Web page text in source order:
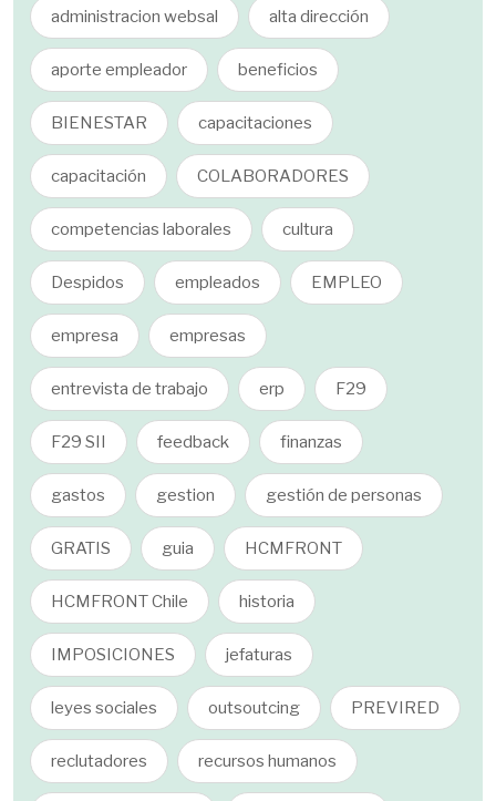
administracion websal alta dirección
aporte empleador beneficios
BIENESTAR capacitaciones
capacitación COLABORADORES
competencias laborales cultura
Despidos empleados EMPLEO
empresa empresas
entrevista de trabajo erp F29
F29 SII feedback finanzas
gastos gestion gestión de personas
GRATIS guia HCMFRONT
HCMFRONT Chile historia
IMPOSICIONES jefaturas
leyes sociales outsoutcing PREVIRED
reclutadores recursos humanos